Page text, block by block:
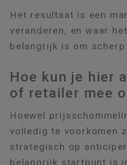
Het resultaat is een
veranderen, en waar
belangrijk is om
Hoe kun je hier
of retailer mee
Hoewel
volledig te voorkomen
strategisch op
belangrijk startpunt is